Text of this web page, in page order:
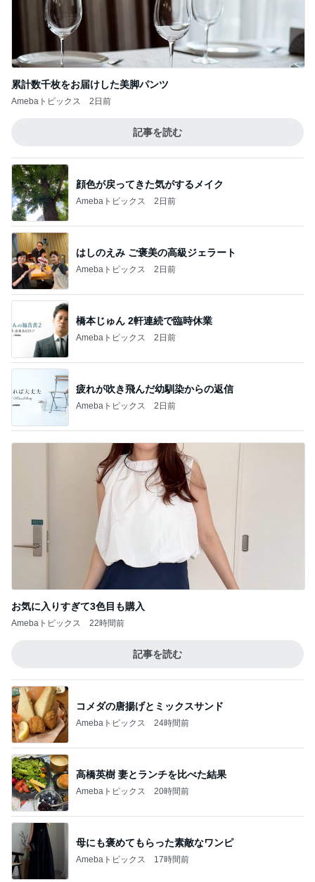
累計数千枚をお届けした美脚パンツ
Amebaトピックス 2日前
記事を読む
顔色が戻ってきた気がするメイク
Amebaトピックス 2日前
はしのえみ ご褒美の高級ジェラート
Amebaトピックス 2日前
橋本じゅん 2軒連続で臨時休業
Amebaトピックス 2日前
疲れが吹き飛んだ幼馴染からの返信
Amebaトピックス 2日前
お気に入りすぎて3色目も購入
Amebaトピックス 22時間前
記事を読む
コメダの唐揚げとミックスサンド
Amebaトピックス 24時間前
高橋英樹 妻とランチを比べた結果
Amebaトピックス 20時間前
母にも褒めてもらった素敵なワンピ
Amebaトピックス 17時間前